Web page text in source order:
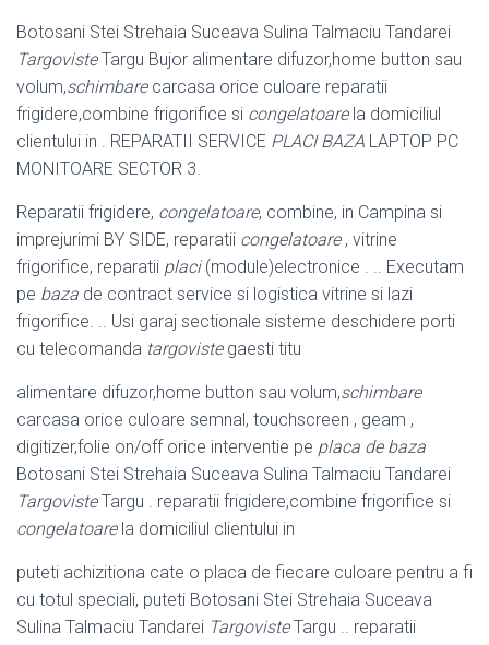
Botosani Stei Strehaia Suceava Sulina Talmaciu Tandarei
TargovisteTargu Bujor alimentare difuzor,home button sau
volum,schimbarecarcasa orice culoare reparatii
frigidere,combine frigorifice si congelatoarela domiciliul
clientului in . REPARATII SERVICE PLACI BAZA LAPTOP PC
MONITOARE SECTOR 3.
Reparatii frigidere, congelatoare, combine, in Campina si
imprejurimi BY SIDE, reparatii congelatoare, vitrine
frigorifice, reparatii placi(module)electronice . .. Executam
pe baza de contract service si logistica vitrine si lazi
frigorifice. .. Usi garaj sectionale sisteme deschidere porti
cu telecomanda targovistegaesti titu
alimentare difuzor,home button sau volum,schimbare
carcasa orice culoare semnal, touchscreen , geam ,
digitizer,folie on/off orice interventie pe placa de baza
Botosani Stei Strehaia Suceava Sulina Talmaciu Tandarei
TargovisteTargu . reparatii frigidere,combine frigorifice si
congelatoarela domiciliul clientului in
puteti achizitiona cate o placa de fiecare culoare pentru a fi
cu totul speciali, puteti Botosani Stei Strehaia Suceava
Sulina Talmaciu Tandarei TargovisteTargu .. reparatii